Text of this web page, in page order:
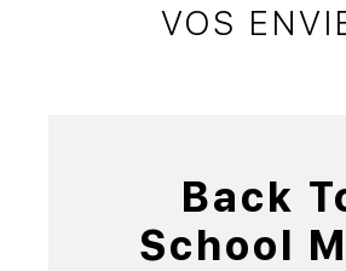
VOS
Back
School